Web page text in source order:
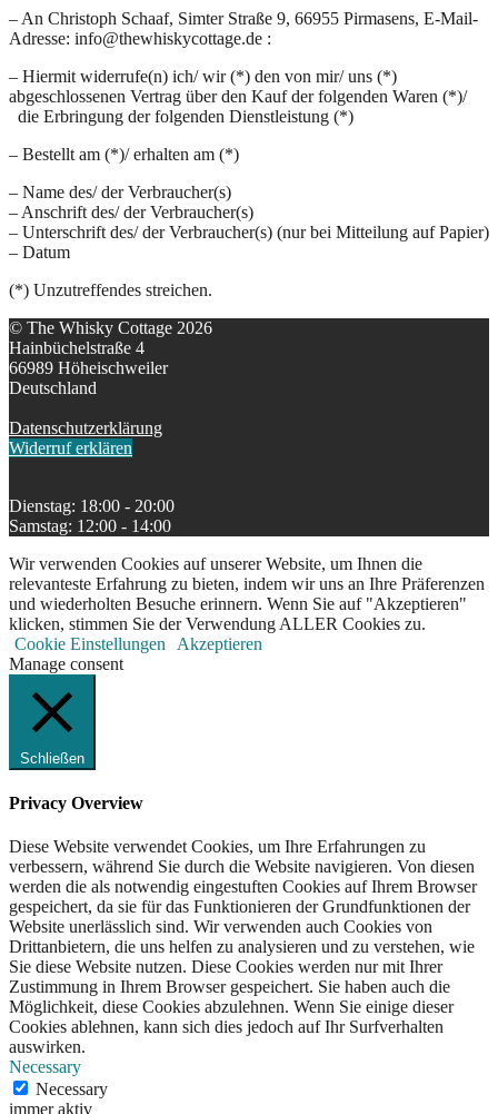
– An Christoph Schaaf, Simter Straße 9, 66955 Pirmasens, E-Mail-
Adresse: info@thewhiskycottage.de :
– Hiermit widerrufe(n) ich/ wir (*) den von mir/ uns (*)
abgeschlossenen Vertrag über den Kauf der folgenden Waren (*)/
die Erbringung der folgenden Dienstleistung (*)
– Bestellt am (*)/ erhalten am (*)
– Name des/ der Verbraucher(s)
– Anschrift des/ der Verbraucher(s)
– Unterschrift des/ der Verbraucher(s) (nur bei Mitteilung auf Papier)
– Datum
(*) Unzutreffendes streichen.
© The Whisky Cottage 2026
Hainbüchelstraße 4
66989 Höheischweiler
Deutschland
Datenschutzerklärung
Widerruf erklären
Dienstag: 18:00 - 20:00
Samstag: 12:00 - 14:00
Wir verwenden Cookies auf unserer Website, um Ihnen die
relevanteste Erfahrung zu bieten, indem wir uns an Ihre Präferenzen
und wiederholten Besuche erinnern. Wenn Sie auf "Akzeptieren"
klicken, stimmen Sie der Verwendung ALLER Cookies zu.
Cookie Einstellungen
Akzeptieren
Manage consent
Schließen
Privacy Overview
Diese Website verwendet Cookies, um Ihre Erfahrungen zu
verbessern, während Sie durch die Website navigieren. Von diesen
werden die als notwendig eingestuften Cookies auf Ihrem Browser
gespeichert, da sie für das Funktionieren der Grundfunktionen der
Website unerlässlich sind. Wir verwenden auch Cookies von
Drittanbietern, die uns helfen zu analysieren und zu verstehen, wie
Sie diese Website nutzen. Diese Cookies werden nur mit Ihrer
Zustimmung in Ihrem Browser gespeichert. Sie haben auch die
Möglichkeit, diese Cookies abzulehnen. Wenn Sie einige dieser
Cookies ablehnen, kann sich dies jedoch auf Ihr Surfverhalten
auswirken.
Necessary
Necessary
immer aktiv